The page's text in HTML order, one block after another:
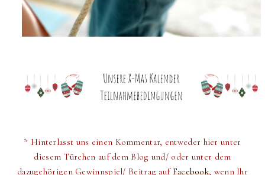
* Hinterlasst uns einen Kommentar, entweder hier unter
diesem Türchen auf dem Blog und/ oder unter dem
dazugehörigen Gewinnspiel/ Beitrag aufFacebook, wenn Ihr